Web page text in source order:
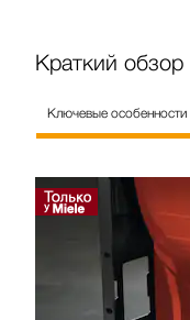
Краткий
Ключевые особенности